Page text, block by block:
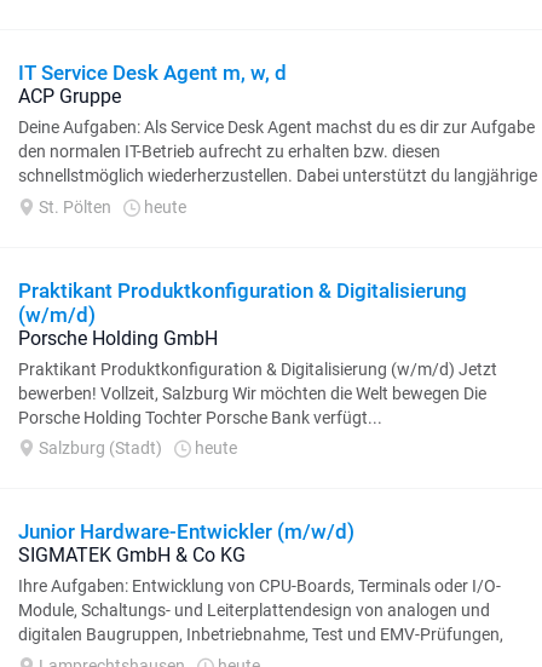
IT Service Desk Agent m, w, d
ACP Gruppe
Deine Aufgaben: Als Service Desk Agent machst du es dir zur Aufgabe
den normalen IT-Betrieb aufrecht zu erhalten bzw. diesen
schnellstmöglich wiederherzustellen. Dabei unterstützt du langjährige
internationale...
St. Pölten heute
Praktikant Produktkonfiguration & Digitalisierung
(w/m/d)
Porsche Holding GmbH
Praktikant Produktkonfiguration & Digitalisierung (w/m/d) Jetzt
bewerben! Vollzeit, Salzburg Wir möchten die Welt bewegen Die
Porsche Holding Tochter Porsche Bank verfügt...
Salzburg (Stadt)
heute
Junior Hardware-Entwickler (m/w/d)
SIGMATEK GmbH & Co KG
Ihre Aufgaben: Entwicklung von CPU-Boards, Terminals oder I/O-
Module, Schaltungs- und Leiterplattendesign von analogen und
digitalen Baugruppen, Inbetriebnahme, Test und EMV-Prüfungen,
Eigenständige...